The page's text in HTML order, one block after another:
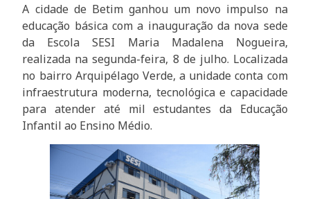
A cidade de Betim ganhou um novo impulso na
educação básica com a inauguração da nova sede
da Escola SESI Maria Madalena Nogueira,
realizada na segunda-feira, 8 de julho. Localizada
no bairro Arquipélago Verde, a unidade conta com
infraestrutura moderna, tecnológica e capacidade
para atender até mil estudantes da Educação
Infantil ao Ensino Médio.